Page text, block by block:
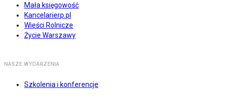
Mała księgowość
Kancelarierp.pl
Wieści Rolnicze
Życie Warszawy
NASZE WYDARZENIA
Szkolenia i konferencje